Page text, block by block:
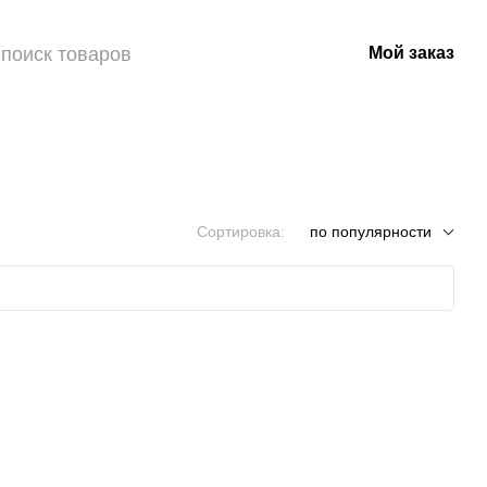
Мой заказ
Сортировка: по популярности